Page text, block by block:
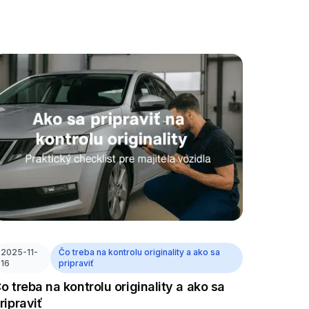
2025-11-
16
Čo treba na kontrolu originality a ako sa
pripraviť
treba na kontrolu originality a ako sa